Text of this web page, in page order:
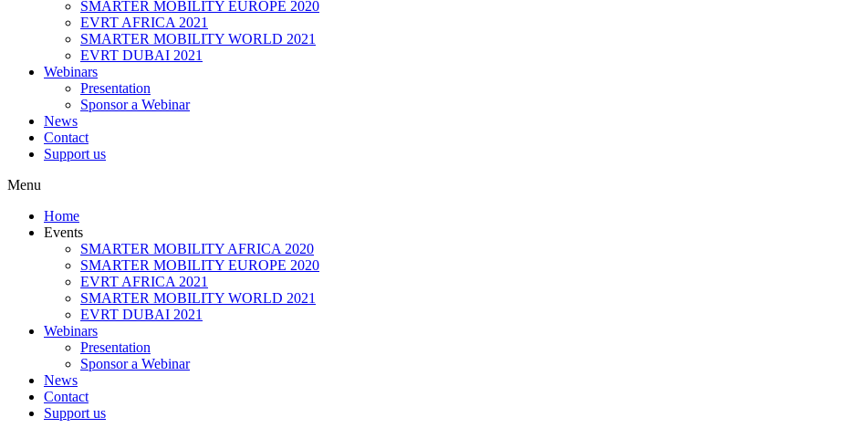
SMARTER MOBILITY EUROPE 2020
EVRT AFRICA 2021
SMARTER MOBILITY WORLD 2021
EVRT DUBAI 2021
Webinars
Presentation
Sponsor a Webinar
News
Contact
Support us
Menu
Home
Events
SMARTER MOBILITY AFRICA 2020
SMARTER MOBILITY EUROPE 2020
EVRT AFRICA 2021
SMARTER MOBILITY WORLD 2021
EVRT DUBAI 2021
Webinars
Presentation
Sponsor a Webinar
News
Contact
Support us